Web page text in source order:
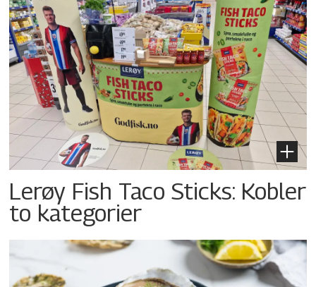
Lerøy Fish Taco Sticks: Kobler
to kategorier